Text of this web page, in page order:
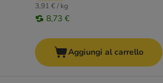
3,91 € / kg
8,73 €
Aggiungi al carrello